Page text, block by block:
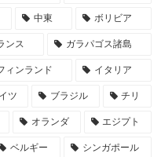
中東 ボリビア
ンス ガラパゴス諸島
ィンランド イタリア
ツ ブラジル チリ
オランダ エジプト
ベルギー シンガポール